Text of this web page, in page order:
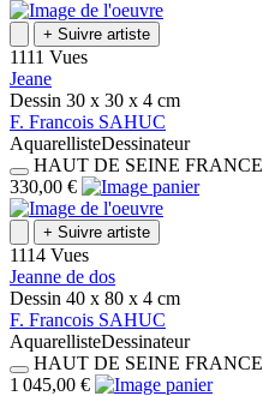
+ Suivre artiste
1111 Vues
Jeane
Dessin 30 x 30 x 4 cm
F. Francois SAHUC
AquarellisteDessinateur
HAUT DE SEINE FRANCE
330,00 €
+ Suivre artiste
1114 Vues
Jeanne de dos
Dessin 40 x 80 x 4 cm
F. Francois SAHUC
AquarellisteDessinateur
HAUT DE SEINE FRANCE
1 045,00 €